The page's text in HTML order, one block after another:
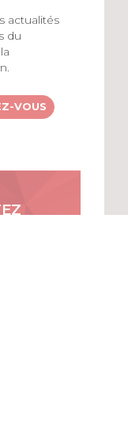
actualités
du
VOUS